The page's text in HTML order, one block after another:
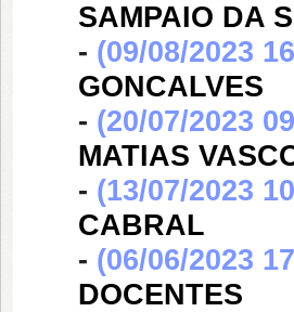
SAMPAIO DA
- (09/08/2023
GONCALVES
- (20/07/2023
MATIAS
- (13/07/2023
CABRAL
- (06/06/2023
DOCENTES